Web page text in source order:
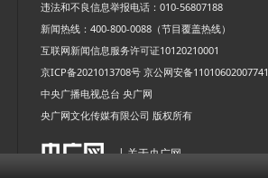
违法和不良信息举报电话：010-56807188
新闻热线：400-800-0088（节目覆盖热线）
互联网新闻信息服务许可证10120210001
京ICP备2021013708号 京公网安备11010602007741
中央广播电视总台 央广网
央广网文化传媒有限公司 版权所有
| 关于央广网